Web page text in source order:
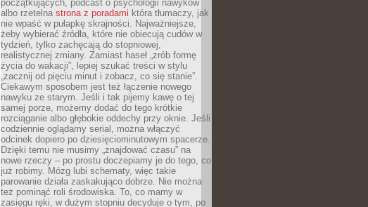
początkujących, podcast o psychologii nawyków
albo rzetelna strona z poradami która tłumaczy, jak
nie wpaść w pułapkę skrajności. Najważniejsze,
żeby wybierać źródła, które nie obiecują cudów w
tydzień, tylko zachęcają do stopniowej,
realistycznej zmiany. Zamiast haseł „zrób formę
życia do wakacji”, lepiej szukać treści w stylu
„zacznij od pięciu minut i zobacz, co się stanie”.
Ciekawym sposobem jest też łączenie nowego
nawyku ze starym. Jeśli i tak pijemy kawę o tej
samej porze, możemy dodać do tego krótkie
rozciąganie albo głębokie oddechy przy oknie. Jeśli
codziennie oglądamy serial, można włączyć
odcinek dopiero po dziesięciominutowym spacerze.
Dzięki temu nie musimy „znajdować czasu” na
nowe rzeczy – po prostu doczepiamy je do tego, co
już robimy. Mózg lubi schematy, więc takie
parowanie działa zaskakująco dobrze. Nie można
też pominąć roli środowiska. To, co mamy w
zasięgu ręki, w dużym stopniu decyduje o tym, po